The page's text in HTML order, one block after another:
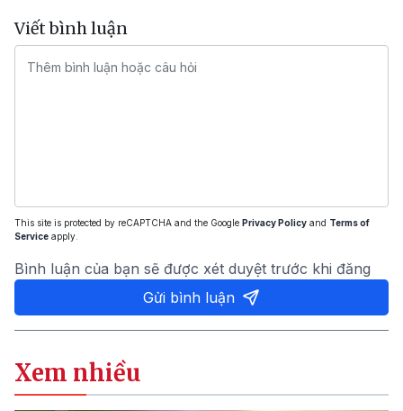
Viết bình luận
This site is protected by reCAPTCHA and the Google Privacy Policy and Terms of
Service apply.
Bình luận của bạn sẽ được xét duyệt trước khi đăng
Gửi bình luận
Xem nhiều